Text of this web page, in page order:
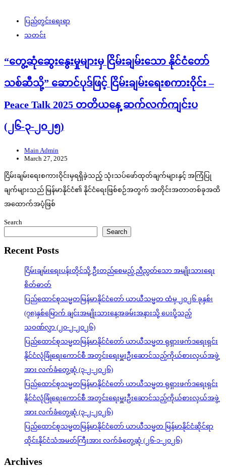
ပြည်တွင်းရေးရာ
သတင်း
“တွေ့ဆုံဆွေးနွေးမှုများမှ ငြိမ်းချမ်းသော နိုင်ငံတော်
သစ်ဆီသို့” ဆောင်ပုဒ်ဖြင့် ငြိမ်းချမ်းရေးစကားဝိုင်း –
Peace Talk 2025 တတိယနေ့ ဆက်လက်ကျင်းပ
(၂၆-၃-၂၀၂၅)
Main Admin
March 27, 2025
ငြိမ်းချမ်းရေးစကားဝိုင်းမှရရှိခဲ့သည့် သုံးသပ်ဖော်ထုတ်ချက်များနှင့် အကြံပြု
ချက်များသည် မြန်မာနိုင်ငံ၏ နိုင်ငံရေးဖြစ်စဉ်အတွက် အတိုင်းအတာတစ်ခုအထိ
အထောက်အပံ့ဖြစ်
Search
Search
Recent Posts
ငြိမ်းချမ်းရေးပန်းတိုင်သို့ ဦးတည်စေမည့် ညီညွတ်သော အမျိုးသားရေး
စိတ်ဓာတ်
ပြည်ထောင်စုသမ္မတမြန်မာနိုင်ငံတော် ယာယီသမ္မတ ထံမှ ၂၀၂၆ ခုနှစ်၊
(၇၈)နှစ်မြောက် ချင်းအမျိုးသားနေ့အခမ်းအနားသို့ ပေးပို့သည့်
သဝဏ်လွှာ (၂၀-၂-၂၀၂၆)
ပြည်ထောင်စုသမ္မတမြန်မာနိုင်ငံတော် ယာယီသမ္မတ ရုရှားဖက်ဒရေးရှင်း
နိုင်ငံလုံခြုံရေးကောင်စီ အတွင်းရေးမှူးဦးဆောင်သည့်ကိုယ်စားလှယ်အဖွဲ့
အား လက်ခံတွေ့ဆုံ (၃-၂-၂၀၂၆)
ပြည်ထောင်စုသမ္မတမြန်မာနိုင်ငံတော် ယာယီသမ္မတ ရုရှားဖက်ဒရေးရှင်း
နိုင်ငံလုံခြုံရေးကောင်စီ အတွင်းရေးမှူးဦးဆောင်သည့်ကိုယ်စားလှယ်အဖွဲ့
အား လက်ခံတွေ့ဆုံ (၃-၂-၂၀၂၆)
ပြည်ထောင်စုသမ္မတမြန်မာနိုင်ငံတော် ယာယီသမ္မတ မြန်မာနိုင်ငံဆိုင်ရာ
ထိုင်းနိုင်ငံသံအမတ်ကြီးအား လက်ခံတွေ့ဆုံ (၂၆-၁-၂၀၂၆)
Archives